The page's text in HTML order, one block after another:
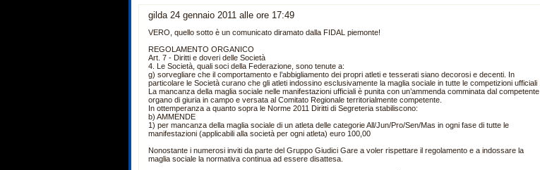
gilda 24 gennaio 2011 alle ore 17:49
VERO, quello sotto è un comunicato diramato dalla FIDAL piemonte!
REGOLAMENTO ORGANICO
Art. 7 - Diritti e doveri delle Società
4. Le Società, quali soci della Federazione, sono tenute a:
g) sorvegliare che il comportamento e l’abbigliamento dei propri atleti e tesserati siano decorosi e decenti. In
particolare le Società curano che gli atleti indossino esclusivamente la maglia sociale in tutte le competizioni ufficiali .
La mancanza della maglia sociale nelle manifestazioni ufficiali è punita con un’ammenda comminata dal competente
organo di giuria in campo e versata al Comitato Regionale territorialmente competente.
In ottemperanza a quanto sopra le Norme 2011 Diritti di Segreteria stabiliscono:
b) AMMENDE
1) per mancanza della maglia sociale di un atleta delle categorie All/Jun/Pro/Sen/Mas in ogni fase di tutte le
manifestazioni (applicabili alla società per ogni atleta) euro 100,00
Nonostante i numerosi inviti da parte del Gruppo Giudici Gare a voler rispettare il regolamento e a indossare la
maglia sociale la normativa continua ad essere disattesa.